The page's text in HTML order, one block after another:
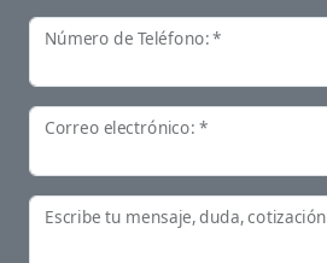
Número de Teléfono: *
Correo electrónico: *
Escribe tu mensaje, duda, cotización